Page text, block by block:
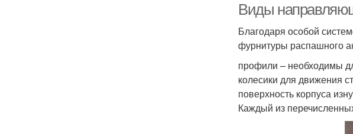
Виды
Благодаря особой
фурнитуры распашного
профили – необходимы
колесики для движения
поверхность корпуса
Каждый из